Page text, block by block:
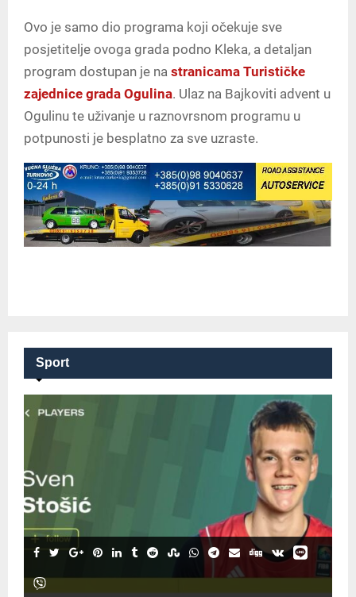
Ovo je samo dio programa koji očekuje sve
posjetitelje ovoga grada podno Kleka, a detaljan
program dostupan je na stranicama Turističke
zajednice grada Ogulina. Ulaz na Bajkoviti advent u
Ogulinu te uživanje u raznovrsnom programu u
potpunosti je besplatno za sve uzraste.
Sport